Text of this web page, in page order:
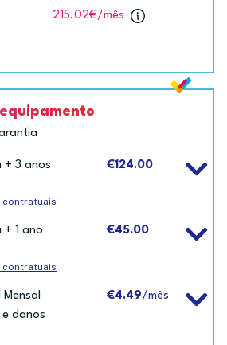
215.02€/mês
+ 3 anos
€124.00
1 ano
€45.00
danos
€4.49/mês